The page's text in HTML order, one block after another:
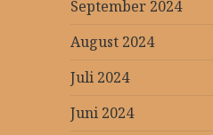
September 2024
August 2024
Juli 2024
Juni 2024